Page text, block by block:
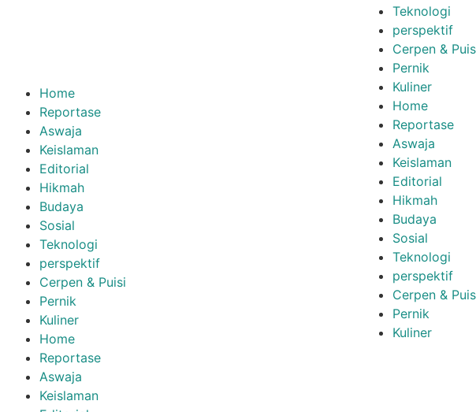
Home
Reportase
Aswaja
Keislaman
Editorial
Hikmah
Budaya
Sosial
Teknologi
perspektif
Cerpen & Puisi
Pernik
Kuliner
Home
Reportase
Aswaja
Keislaman
Teknologi
perspektif
Cerpen &
Pernik
Kuliner
Home
Reportase
Aswaja
Keislaman
Editorial
Hikmah
Budaya
Sosial
Teknologi
perspektif
Cerpen &
Pernik
Kuliner